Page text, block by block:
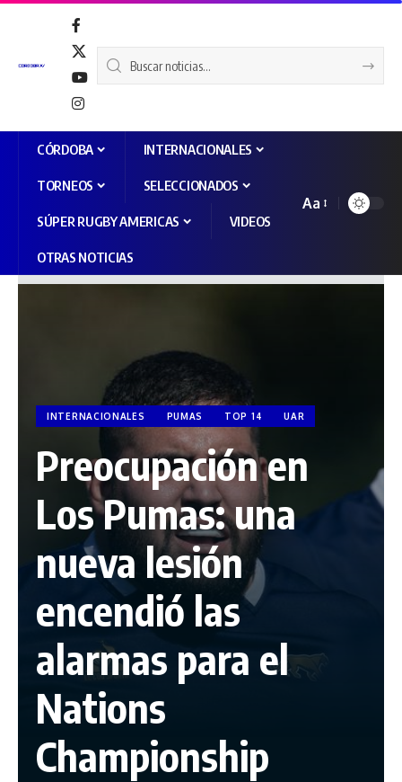
CÓRDOBA INTERNACIONALES
TORNEOS SELECCIONADOS
SÚPER RUGBY AMERICAS VIDEOS
OTRAS NOTICIAS
Aa
INTERNACIONALES PUMAS TOP 14 UAR
Preocupación en
Los Pumas: una
nueva lesión
encendió las
alarmas para el
Nations
Championship